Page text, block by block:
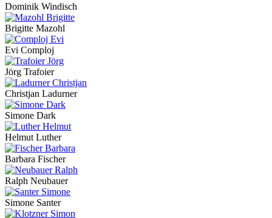
Dominik Windisch
Brigitte Mazohl
Evi Comploj
Jörg Trafoier
Christjan Ladurner
Simone Dark
Helmut Luther
Barbara Fischer
Ralph Neubauer
Simone Santer